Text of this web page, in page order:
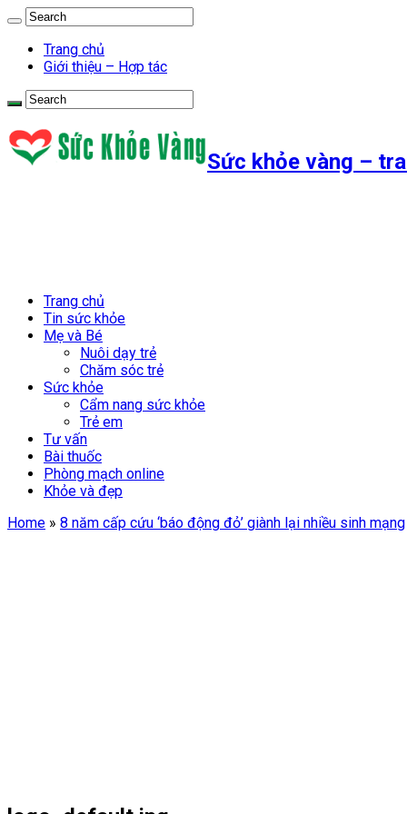
Trang chủ
Giới thiệu – Hợp tác
Sức khỏe vàng –
Trang chủ
Tin sức khỏe
Mẹ và Bé
Nuôi dạy trẻ
Chăm sóc trẻ
Sức khỏe
Cẩm nang sức khỏe
Trẻ em
Tư vấn
Bài thuốc
Phòng mạch online
Khỏe và đẹp
Home » 8 năm cấp cứu ‘báo động đỏ’ giành lại nhiều sinh mạng